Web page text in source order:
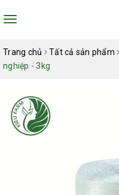
Toggle
Trang chủ Tất cả sản phẩm
nghiệp - 3kg